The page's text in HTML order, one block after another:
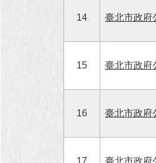
14 臺北市政府
15 臺北市政府
16 臺北市政府
17 臺北市政府